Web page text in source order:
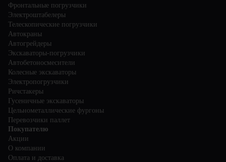
Фронтальные погрузчики
Электроштабелеры
Телескопические погрузчики
Автокраны
Автогрейдеры
Экскаваторы-погрузчики
Автобетоносмесители
Колесные экскаваторы
Электропогрузчики
Ричстакеры
Гусеничные экскаваторы
Цельнометаллические фургоны
Перевозчики паллет
Покупателю
Акции
О компании
Оплата и доставка